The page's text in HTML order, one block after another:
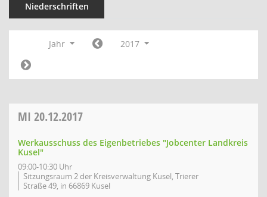
Niederschriften
Jahr 2017
MI 20.12.2017
Werkausschuss des Eigenbetriebes "Jobcenter Landkreis
Kusel"
09:00-10:30 Uhr
Sitzungsraum 2 der Kreisverwaltung Kusel, Trierer
Straße 49, in 66869 Kusel